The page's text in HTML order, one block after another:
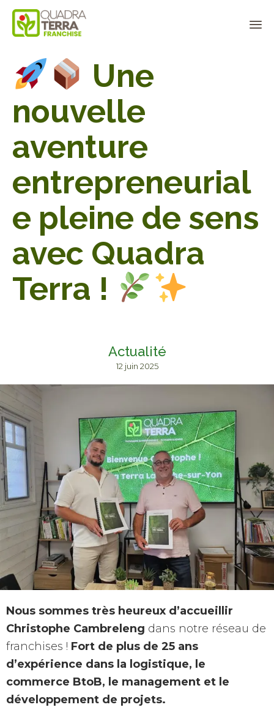
Panneau de gestion des cookies
Une
nouvelle
aventure
entrepreneurial
e pleine de sens
avec Quadra
Terra !
Actualité
12 juin 2025
Nous sommes très heureux d’accueillir
Christophe Cambreleng dans notre réseau de
franchises ! Fort de plus de 25 ans
d’expérience dans la logistique, le
commerce BtoB, le management et le
développement de projets.